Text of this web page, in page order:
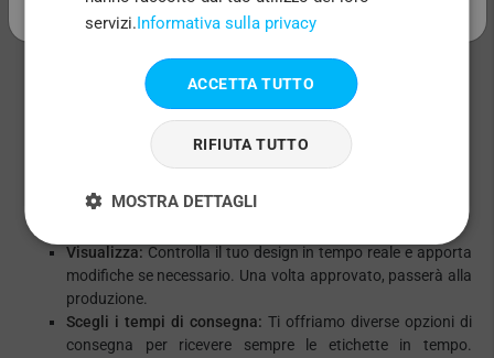
Preferisci che lo facciamo noi?Ti offriamo la possibilità di
servizio professionale di creazione grafica
Selezionalo nel primo passo, spiegaci come desideri le tue
etichette e il nostro team di designer le realizzerà per te. Ti
invieremo un’anteprima del design per l’approvazione o
Visualizza: Controlla il tuo design in tempo reale e apporta
modifiche se necessario. Una volta approvato, passerà alla
produzione.
Scegli i tempi di consegna: Ti offriamo diverse opzioni di
consegna per ricevere sempre le etichette in tempo.
servizi.Informativa sulla privacy
ACCETTA TUTTO
RIFIUTA TUTTO
MOSTRA DETTAGLI